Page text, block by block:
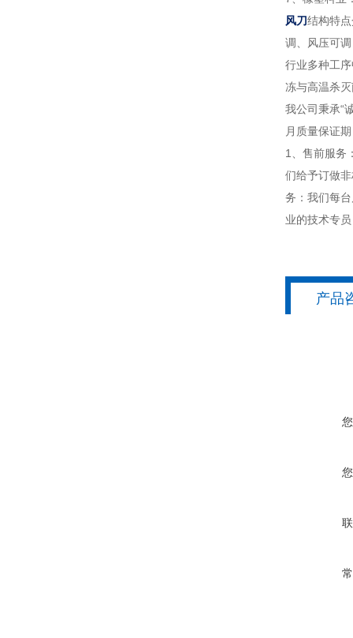
风刀结构特
调、风压可
行业多种工
冻与高温杀
我公司秉承“
月质量保证
1、售前服务
们给予订做
务：我们每
业的技术专
产品